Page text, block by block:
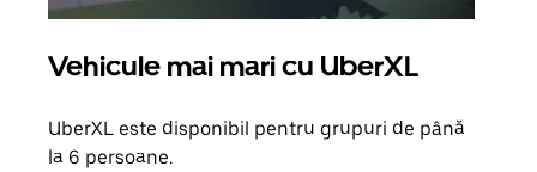
Vehicule mai mari cu UberXL
UberXL este disponibil pentru grupuri de până
la 6 persoane.